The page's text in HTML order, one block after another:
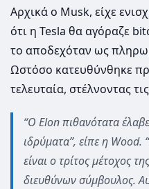
Αρχικά ο Musk, είχε
ότι η Tesla θα αγόραζε
το αποδεχόταν ως
Ωστόσο κατευθύνθηκε
τελευταία, στέλνοντας
“Ο Elon πιθανότατα
ιδρύματα”, είπε η
είναι ο τρίτος μέτοχος
διευθύνων σύμβουλος.